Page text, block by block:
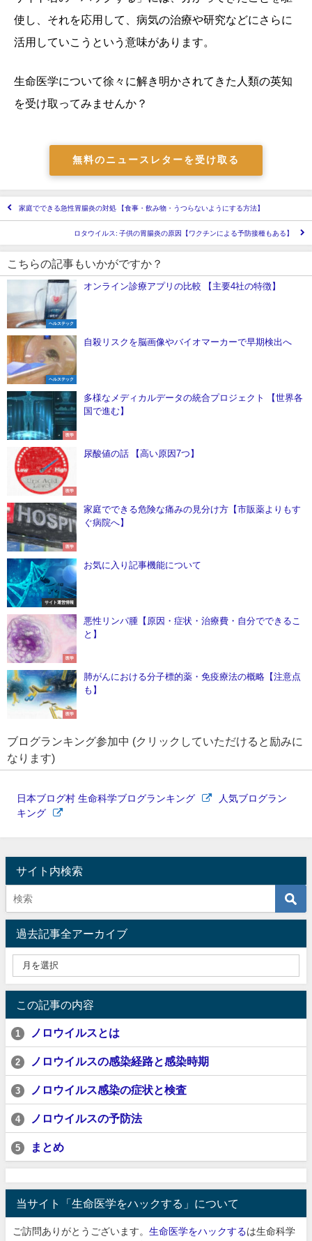
使し、それを応用して、病気の治療や研究などにさらに
活用していこうという意味があります。
生命医学について徐々に解き明かされてきた人類の英知
を受け取ってみませんか？
無料のニュースレターを受け取る
家庭でできる急性胃腸炎の対処 【食事・飲み物・うつらないようにする方法】
ロタウイルス: 子供の胃腸炎の原因【ワクチンによる予防接種もある】
こちらの記事もいかがですか？
ヘルステック
オンライン診療アプリの比較 【主要4社の特徴】
ヘルステック
自殺リスクを脳画像やバイオマーカーで早期検出へ
医学
多様なメディカルデータの統合プロジェクト 【世界各
国で進む】
医学
尿酸値の話 【高い原因7つ】
医学
家庭でできる危険な痛みの見分け方【市販薬よりもす
ぐ病院へ】
サイト運営情報
お気に入り記事機能について
医学
悪性リンパ腫【原因・症状・治療費・自分でできるこ
と】
医学
肺がんにおける分子標的薬・免疫療法の概略【注意点
も】
ブログランキング参加中 (クリックしていただけると励みに
なります)
日本ブログ村 生命科学ブログランキング
人気ブログラン
キング
サイト内検索
過去記事全アーカイブ
この記事の内容
1 ノロウイルスとは
2 ノロウイルスの感染経路と感染時期
3 ノロウイルス感染の症状と検査
4 ノロウイルスの予防法
5 まとめ
当サイト「生命医学をハックする」について
ご訪問ありがとうございます。 生命医学をハックするは生命科学